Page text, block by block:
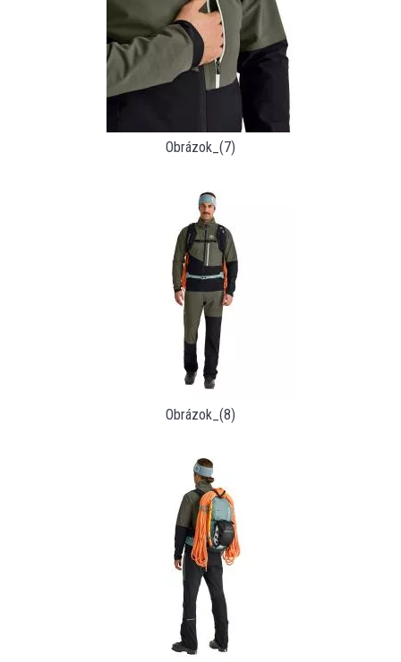
Obrázok_(7)
Obrázok_(8)